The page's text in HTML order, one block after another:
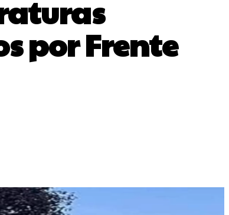
por Frente